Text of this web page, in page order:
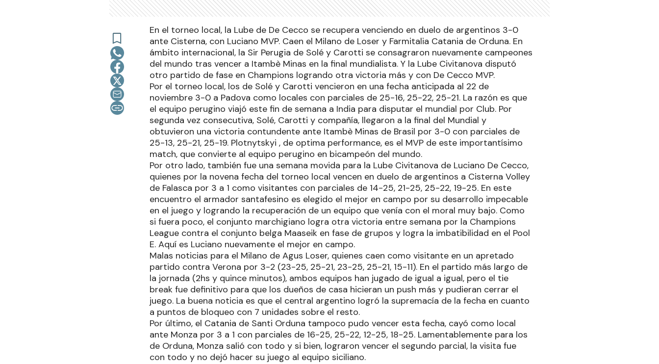
En el torneo local, la Lube de De Cecco se recupera venciendo en duelo de argentinos 3-0
ante Cisterna, con Luciano MVP. Caen el Milano de Loser y Farmitalia Catania de Orduna. En
ámbito internacional, la Sir Perugia de Solé y Carotti se consagraron nuevamente campeones
del mundo tras vencer a Itambè Minas en la final mundialista. Y la Lube Civitanova disputó
otro partido de fase en Champions logrando otra victoria más y con De Cecco MVP.
Por el torneo local, los de Solé y Carotti vencieron en una fecha anticipada al 22 de
noviembre 3-0 a Padova como locales con parciales de 25-16, 25-22, 25-21. La razón es que
el equipo perugino viajó este fin de semana a India para disputar el mundial por Club. Por
segunda vez consecutiva, Solé, Carotti y compañía, llegaron a la final del Mundial y
obtuvieron una victoria contundente ante Itambè Minas de Brasil por 3-0 con parciales de
25-13, 25-21, 25-19. Plotnytskyi , de optima performance, es el MVP de este importantísimo
match, que convierte al equipo perugino en bicampeón del mundo.
Por otro lado, también fue una semana movida para la Lube Civitanova de Luciano De Cecco,
quienes por la novena fecha del torneo local vencen en duelo de argentinos a Cisterna Volley
de Falasca por 3 a 1 como visitantes con parciales de 14-25, 21-25, 25-22, 19-25. En este
encuentro el armador santafesino es elegido el mejor en campo por su desarrollo impecable
en el juego y logrando la recuperación de un equipo que venía con el moral muy bajo. Como
si fuera poco, el conjunto marchigiano logra otra victoria entre semana por la Champions
League contra el conjunto belga Maaseik en fase de grupos y logra la imbatibilidad en el Pool
E. Aquí es Luciano nuevamente el mejor en campo.
Malas noticias para el Milano de Agus Loser, quienes caen como visitante en un apretado
partido contra Verona por 3-2 (23-25, 25-21, 23-25, 25-21, 15-11). En el partido más largo de
la jornada (2hs y quince minutos), ambos equipos han jugado de igual a igual, pero el tie
break fue definitivo para que los dueños de casa hicieran un push más y pudieran cerrar el
juego. La buena noticia es que el central argentino logró la supremacía de la fecha en cuanto
a puntos de bloqueo con 7 unidades sobre el resto.
Por último, el Catania de Santi Orduna tampoco pudo vencer esta fecha, cayó como local
ante Monza por 3 a 1 con parciales de 16-25, 25-22, 12-25, 18-25. Lamentablemente para los
de Orduna, Monza salió con todo y si bien, lograron vencer el segundo parcial, la visita fue
con todo y no dejó hacer su juego al equipo siciliano.